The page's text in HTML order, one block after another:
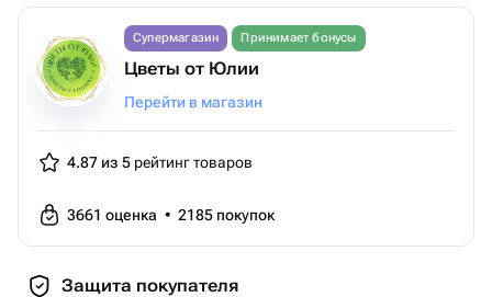
Супермагазин Принимает бонусы
Цветы от Юлии
Перейти в магазин
4.87 из 5 рейтинг товаров
3661 оценка • 2185 покупок
Защита покупателя